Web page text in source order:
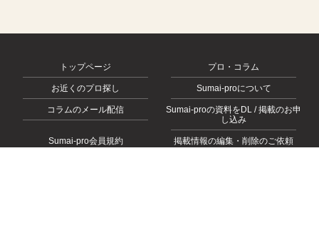
トップページ プロ・コラム
お近くのプロ探し Sumai-proについて
コラムのメール配信
Sumai-proの資料をDL / 掲載のお申
し込み
Sumai-pro会員規約 掲載情報の編集・削除のご依頼